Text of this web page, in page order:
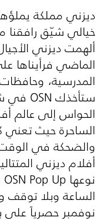
ديزني مملكة
خيالي شيّق رافقنا
ألهمت ديزني
الماضي فرأيناها
المدرسية، وحافظات
ستأخذكOSN في
الحواس إلى عالم
الساحرة حيث تعني
والضحكة في
أفلام ديزني
نوعهاPop Up
نوفمبر حصرياً على